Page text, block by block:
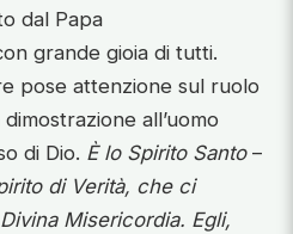
dal Papa
grande gioia di tutti.
pose attenzione sul ruolo
all’uomo
di Dio. È lo Spirito Santo–
di Verità, che ci
Misericordia. Egli,